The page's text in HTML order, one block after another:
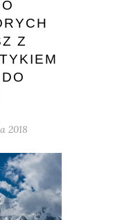
Z
2018